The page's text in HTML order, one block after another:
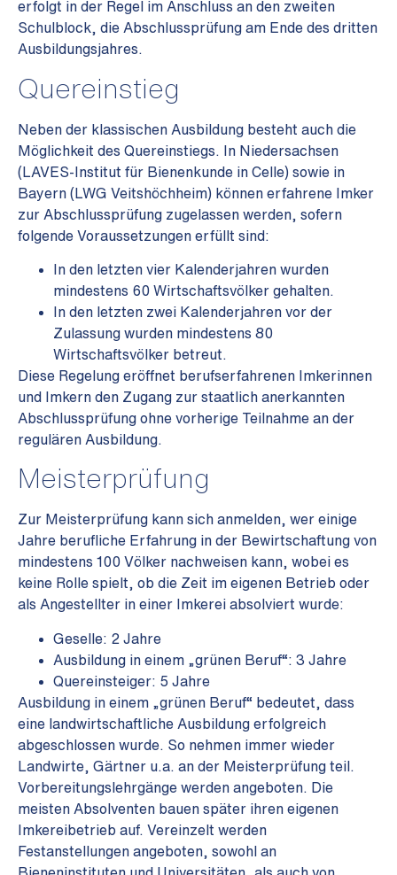
erfolgt in der Regel im Anschluss an den zweiten
Schulblock, die Abschlussprüfung am Ende des dritten
Ausbildungsjahres.
Quereinstieg
Neben der klassischen Ausbildung besteht auch die
Möglichkeit des Quereinstiegs. In Niedersachsen
(LAVES-Institut für Bienenkunde in Celle) sowie in
Bayern (LWG Veitshöchheim) können erfahrene Imker
zur Abschlussprüfung zugelassen werden, sofern
folgende Voraussetzungen erfüllt sind:
In den letzten vier Kalenderjahren wurden
mindestens 60 Wirtschaftsvölker gehalten.
In den letzten zwei Kalenderjahren vor der
Zulassung wurden mindestens 80
Wirtschaftsvölker betreut.
Diese Regelung eröffnet berufserfahrenen Imkerinnen
und Imkern den Zugang zur staatlich anerkannten
Abschlussprüfung ohne vorherige Teilnahme an der
regulären Ausbildung.
Meisterprüfung
Zur Meisterprüfung kann sich anmelden, wer einige
Jahre berufliche Erfahrung in der Bewirtschaftung von
mindestens 100 Völker nachweisen kann, wobei es
keine Rolle spielt, ob die Zeit im eigenen Betrieb oder
als Angestellter in einer Imkerei absolviert wurde:
Geselle: 2 Jahre
Ausbildung in einem „grünen Beruf“: 3 Jahre
Quereinsteiger: 5 Jahre
Ausbildung in einem „grünen Beruf“ bedeutet, dass
eine landwirtschaftliche Ausbildung erfolgreich
abgeschlossen wurde. So nehmen immer wieder
Landwirte, Gärtner u.a. an der Meisterprüfung teil.
Vorbereitungslehrgänge werden angeboten. Die
meisten Absolventen bauen später ihren eigenen
Imkereibetrieb auf. Vereinzelt werden
Festanstellungen angeboten, sowohl an
Bieneninstituten und Universitäten, als auch von